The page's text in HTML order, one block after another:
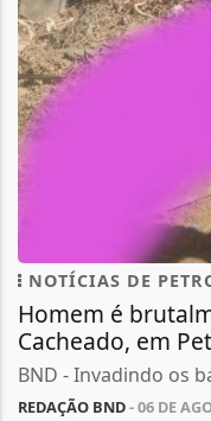
NOTÍCIAS DE
Homem é
Cacheado, em
BND - Invadindo os
REDAÇÃO BND- 06 DE